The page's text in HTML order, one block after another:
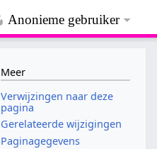
Anonieme gebruiker
Meer
Verwijzingen naar deze
pagina
Gerelateerde wijzigingen
Paginagegevens